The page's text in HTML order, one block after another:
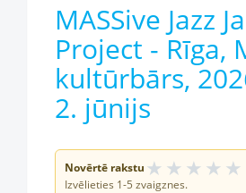
MASSive Jazz
Project - Rīga,
kultūrbārs,
2. jūnijs
Novērtē rakstu ★ ★ ★ ★ ★
Izvēlieties 1-5 zvaigznes.